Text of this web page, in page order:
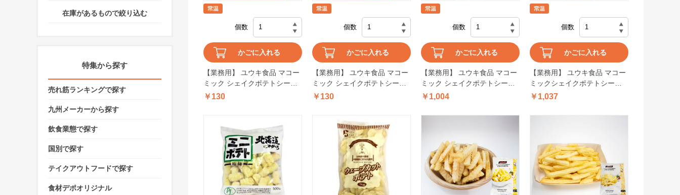
在庫があるもので絞り込む
特集から探す
売れ筋ランキングで探す
九州メーカーから探す
飲食業態で探す
国別で探す
テイクアウトフードで探す
食材デポオリジナル
【業務用】 ユウキ食品 マコー
ミック シェイクポテトシーズ
ニングコンソメ 20g
￥130
個数
かごに入れる
【業務用】 ユウキ食品 マコー
ミック シェイクポテトシーズ
ニングバター醤油 20g
￥130
個数
かごに入れる
【業務用】 ユウキ食品 マコー
ミック シェイクポテトシーズ
ニングコンソメ 350g
￥1,004
個数
かごに入れる
【業務用】 ユウキ食品 マコー
ミックシェイクポテトシーズ
ニングバター醤油 350g
￥1,037
個数
かごに入れる